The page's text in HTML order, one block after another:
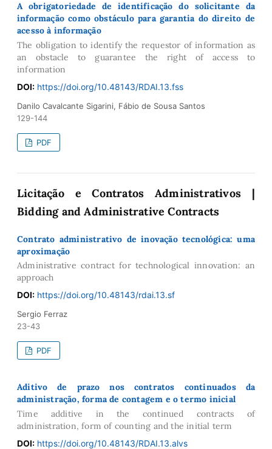
A obrigatoriedade de identificação do solicitante da
informação como obstáculo para garantia do direito de
acesso à informação
The obligation to identify the requestor of information as
an obstacle to guarantee the right of access to
information
DOI: https://doi.org/10.48143/RDAI.13.fss
Danilo Cavalcante Sigarini, Fábio de Sousa Santos
129-144
PDF
Licitação e Contratos Administrativos |
Bidding and Administrative Contracts
Contrato administrativo de inovação tecnológica: uma
aproximação
Administrative contract for technological innovation: an
approach
DOI: https://doi.org/10.48143/rdai.13.sf
Sergio Ferraz
23-43
PDF
Aditivo de prazo nos contratos continuados da
administração, forma de contagem e o termo inicial
Time additive in the continued contracts of
administration, form of counting and the initial term
DOI: https://doi.org/10.48143/RDAI.13.alvs